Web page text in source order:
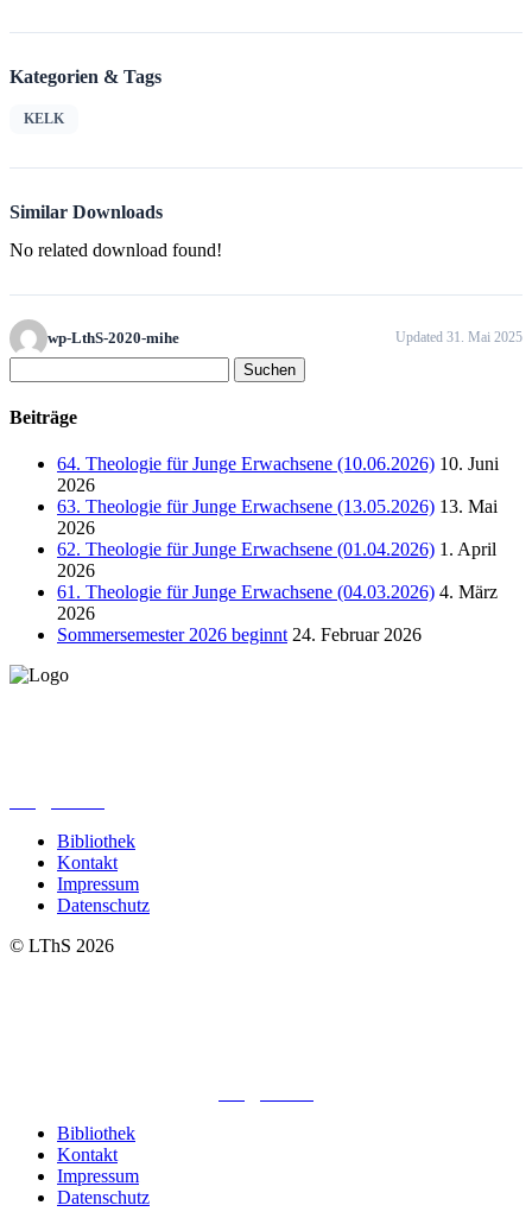
Kategorien & Tags
KELK
Similar Downloads
No related download found!
wp-LthS-2020-mihe Updated 31. Mai 2025
nach:
Beiträge
64. Theologie für Junge Erwachsene (10.06.2026) 10. Juni
2026
63. Theologie für Junge Erwachsene (13.05.2026) 13. Mai
2026
62. Theologie für Junge Erwachsene (01.04.2026) 1. April
2026
61. Theologie für Junge Erwachsene (04.03.2026) 4. März
2026
Sommersemester 2026 beginnt 24. Februar 2026
Bibliothek
Kontakt
Impressum
Datenschutz
© LThS 2026
Bibliothek
Kontakt
Impressum
Datenschutz